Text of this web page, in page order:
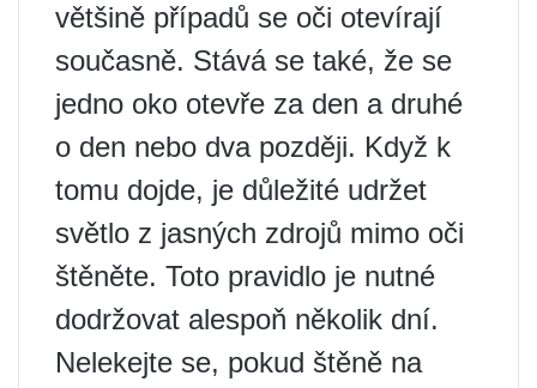
většině případů se oči otevírají
současně. Stává se také, že se
jedno oko otevře za den a druhé
o den nebo dva později. Když k
tomu dojde, je důležité udržet
světlo z jasných zdrojů mimo oči
štěněte. Toto pravidlo je nutné
dodržovat alespoň několik dní.
Nelekejte se, pokud štěně na